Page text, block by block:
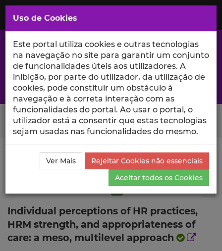
Saltar
para
Conteúdo
Principal
A excelência da investigação e ciência no Iscte
Search Button
Ciência_Iscte Publicações
Descrição Detalhada da
Publicação
Individual perceptions of HR practices,
HRM strength, and appropriateness of
care: a meso, multilevel approach
Uso de Cookies
Este portal utiliza cookies e outras tecnologias
na navegação no site para garantir um conjunto
de funcionalidades úteis aos utilizadores. A
inibição, por parte do utilizador, da utilização de
cookies, pode constituir um obstáculo à
navegação e à correta interação com as
funcionalidades do portal. Ao usar o portal, o
utilizador está a consentir que estas tecnologias
sejam usadas nas funcionalidades do mesmo.
Ver Mais
Rejeitar Cookies não essenciais
Aceitar todos os Cookies